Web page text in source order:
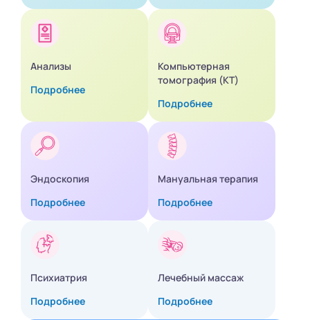
Анализы
Подробнее
Компьютерная
томография (КТ)
Подробнее
Эндоскопия
Подробнее
Мануальная терапия
Подробнее
Психиатрия
Подробнее
Лечебный массаж
Подробнее